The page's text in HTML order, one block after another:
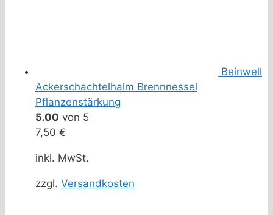
Beinwell
Ackerschachtelhalm Brennnessel
Pflanzenstärkung
5.00 von 5
7,50 €
inkl. MwSt.
zzgl. Versandkosten